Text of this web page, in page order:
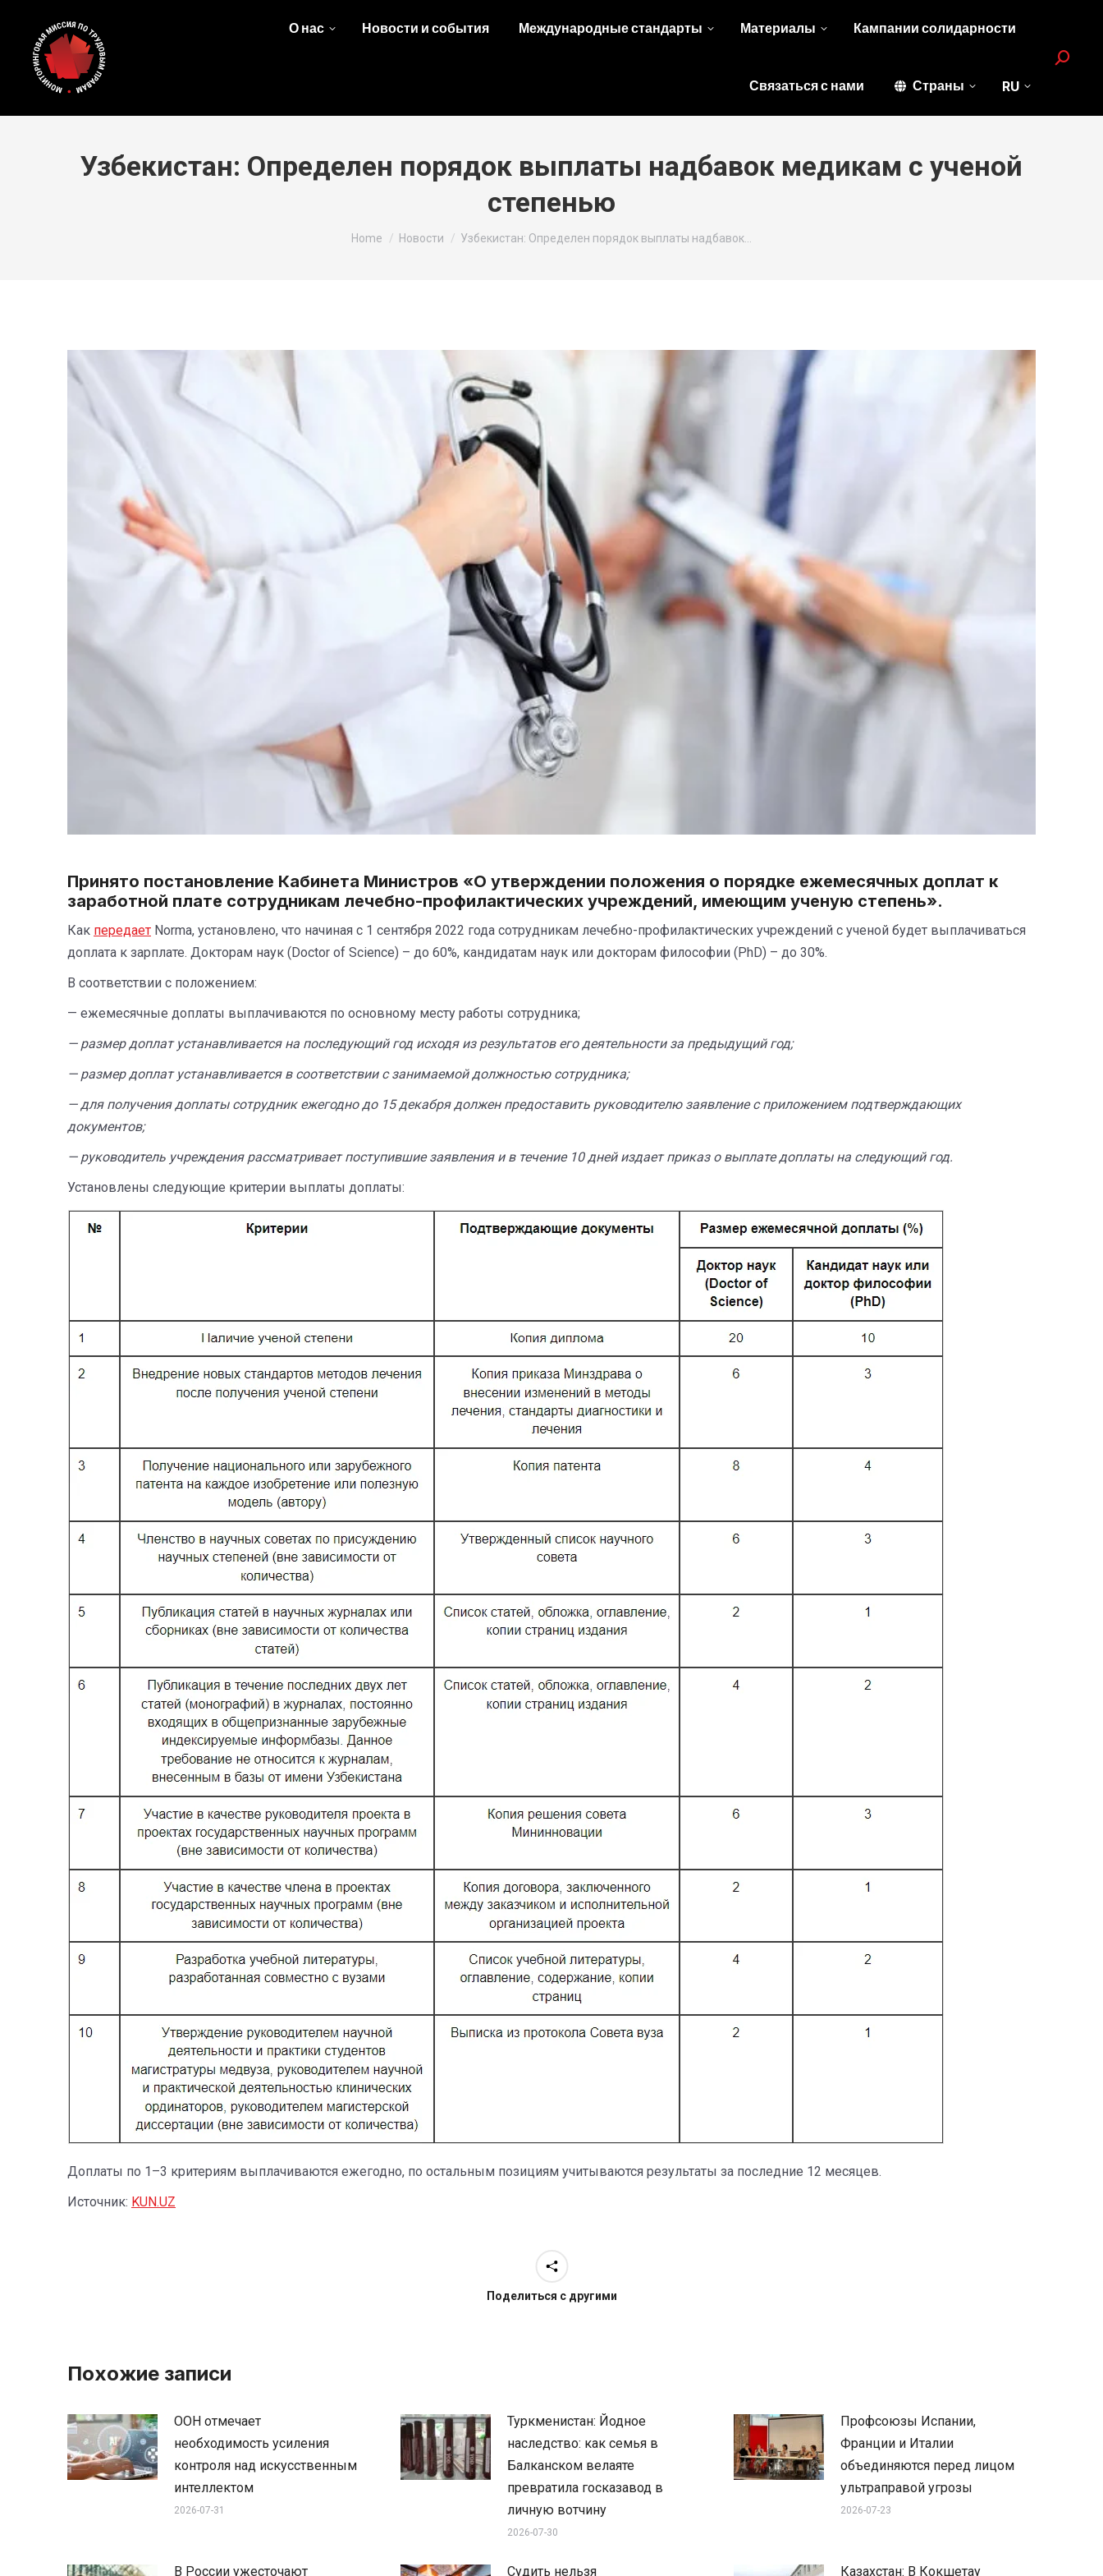
О нас Новости и события Международные стандарты Материалы Кампании солидарности
Связаться с нами Страны RU
Search:
Узбекистан: Определен порядок выплаты надбавок медикам с ученой
степенью
You are here:
Home Новости Узбекистан: Определен порядок выплаты надбавок…
Принято постановление Кабинета Министров «О утверждении положения о порядке ежемесячных доплат к
заработной плате сотрудникам лечебно-профилактических учреждений, имеющим ученую степень».
Как передает Norma, установлено, что начиная с 1 сентября 2022 года сотрудникам лечебно-профилактических учреждений с ученой будет выплачиваться
доплата к зарплате. Докторам наук (Doctor of Science) – до 60%, кандидатам наук или докторам философии (PhD) – до 30%.
В соответствии с положением:
— ежемесячные доплаты выплачиваются по основному месту работы сотрудника;
— размер доплат устанавливается на последующий год исходя из результатов его деятельности за предыдущий год;
— размер доплат устанавливается в соответствии с занимаемой должностью сотрудника;
— для получения доплаты сотрудник ежегодно до 15 декабря должен предоставить руководителю заявление с приложением подтверждающих
документов;
— руководитель учреждения рассматривает поступившие заявления и в течение 10 дней издает приказ о выплате доплаты на следующий год.
Установлены следующие критерии выплаты доплаты:
Доплаты по 1–3 критериям выплачиваются ежегодно, по остальным позициям учитываются результаты за последние 12 месяцев.
Источник: KUN.UZ
Поделиться с другими
Похожие записи
ООН отмечает
необходимость усиления
контроля над искусственным
интеллектом
2026-07-31
Туркменистан: Йодное
наследство: как семья в
Балканском велаяте
превратила госказавод в
личную вотчину
2026-07-30
Профсоюзы Испании,
Франции и Италии
объединяются перед лицом
ультраправой угрозы
2026-07-23
В России ужесточают Судить нельзя Казахстан: В Кокшетау